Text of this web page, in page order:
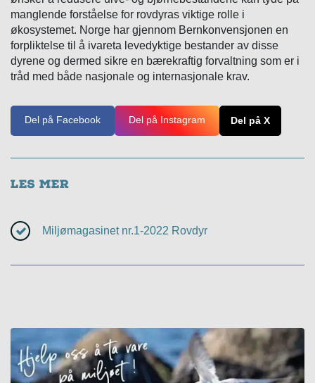
manglende forståelse for rovdyras viktige rolle i
økosystemet. Norge har gjennom Bernkonvensjonen en
forpliktelse til å ivareta levedyktige bestander av disse
dyrene og dermed sikre en bærekraftig forvaltning som er i
tråd med både nasjonale og internasjonale krav.
Del på Facebook Del på Instagram Del på X
Les mer
Miljømagasinet nr.1-2022 Rovdyr